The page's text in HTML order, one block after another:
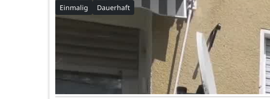
Einmalig
Dauerhaft